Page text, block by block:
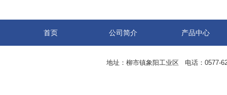
首页 公司简介 产品中心
地址：柳市镇象阳工业区 电话：0577-